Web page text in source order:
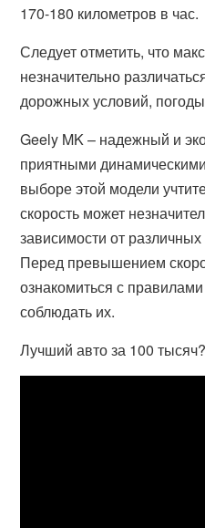
170-180 километров в час.
Следует отметить, что
незначительно
дорожных условий,
Geely MK – надежный и
приятными
выборе этой модели
скорость может
зависимости от
Перед превышением
ознакомиться с
соблюдать их.
Лучший авто за 100